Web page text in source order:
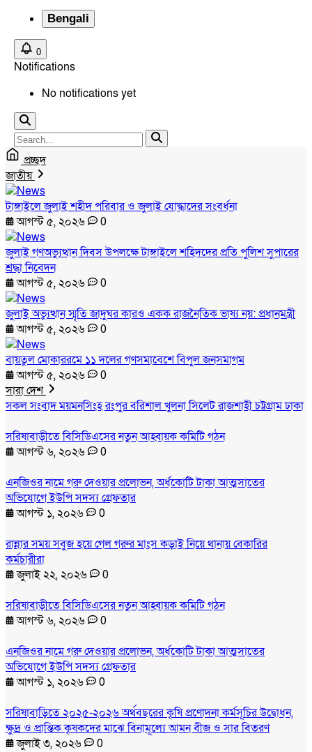
Bengali
0
Notifications
No notifications yet
প্রচ্ছদ
জাতীয়
টাঙ্গাইলে জুলাই শহীদ পরিবার ও জুলাই যোদ্ধাদের সংবর্ধনা
আগস্ট ৫, ২০২৬
0
জুলাই গণঅভ্যুত্থান দিবস উপলক্ষে টাঙ্গাইলে শহিদদের প্রতি পুলিশ সুপারের
শ্রদ্ধা নিবেদন
আগস্ট ৫, ২০২৬
0
জুলাই অভ্যুত্থান স্মৃতি জাদুঘর কারও একক রাজনৈতিক ভাষ্য নয়: প্রধানমন্ত্রী
আগস্ট ৫, ২০২৬
0
বায়তুল মোকাররমে ১১ দলের গণসমাবেশে বিপুল জনসমাগম
আগস্ট ৫, ২০২৬
0
সারা দেশ
সকল সংবাদময়মনসিংহরংপুরবরিশালখুলনাসিলেটরাজশাহীচট্টগ্রামঢাকা
সরিষাবাড়ীতে বিসিডিএসের নতুন আহ্বায়ক কমিটি গঠন
আগস্ট ৬, ২০২৬
0
এনজিওর নামে গরু দেওয়ার প্রলোভন, অর্ধকোটি টাকা আত্মসাতের
অভিযোগে ইউপি সদস্য গ্রেফতার
আগস্ট ১, ২০২৬
0
রান্নার সময় সবুজ হয়ে গেল গরুর মাংস কড়াই নিয়ে থানায় বেকারির
কর্মচারীরা
জুলাই ২২, ২০২৬
0
সরিষাবাড়ীতে বিসিডিএসের নতুন আহ্বায়ক কমিটি গঠন
আগস্ট ৬, ২০২৬
0
এনজিওর নামে গরু দেওয়ার প্রলোভন, অর্ধকোটি টাকা আত্মসাতের
অভিযোগে ইউপি সদস্য গ্রেফতার
আগস্ট ১, ২০২৬
0
সরিষাবাড়িতে ২০২৫-২০২৬ অর্থবছরের কৃষি প্রণোদনা কর্মসূচির উদ্বোধন,
ক্ষুদ্র ও প্রান্তিক কৃষকদের মাঝে বিনামূল্যে আমন বীজ ও সার বিতরণ
জুলাই ৩, ২০২৬
0